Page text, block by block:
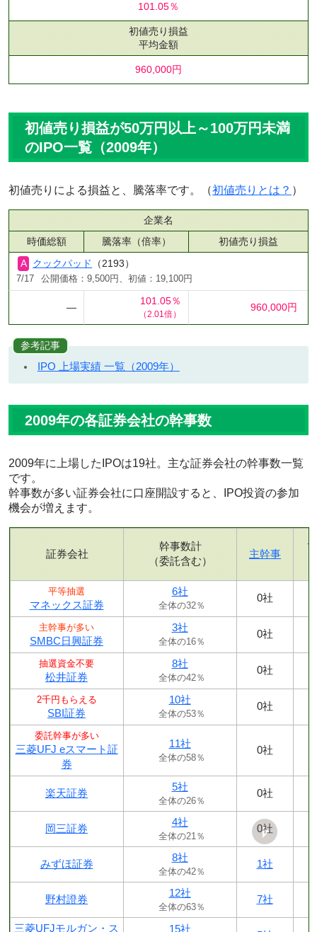
101.05％
初値売り損益
平均金額
960,000円
初値売り損益が50万円以上～100万円未満
のIPO一覧（2009年）
初値売りによる損益と、騰落率です。（初値売りとは？ ）
企業名
時価総額
騰落率（倍率）
初値売り損益
クックパッド
（2193）
7/17 公開価格：9,500円、初値：19,100円
―
101.05％
（2.01倍）
960,000円
参考記事
IPO 上場実績 一覧（2009年）
2009年の各証券会社の幹事数
2009年に上場したIPOは19社。主な証券会社の幹事数一覧
です。
幹事数が多い証券会社に口座開設すると、IPO投資の参加
機会が増えます。
証券会社
幹事数計
（委託含む）
主幹事
平等抽選
マネックス証券
6社
全体の32％
0社
主幹事が多い
SMBC日興証券
3社
全体の16％
0社
抽選資金不要
松井証券
8社
全体の42％
0社
2千円もらえる
SBI証券
10社
全体の53％
0社
委託幹事が多い
三菱UFJ eスマート証
券
11社
全体の58％
0社
楽天証券
5社
全体の26％
0社
岡三証券
4社
全体の21％
0社
みずほ証券
8社
全体の42％
1社
野村證券
12社
全体の63％
7社
三菱UFJモルガン・ス 15社